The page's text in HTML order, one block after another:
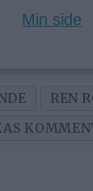
Min side
REN